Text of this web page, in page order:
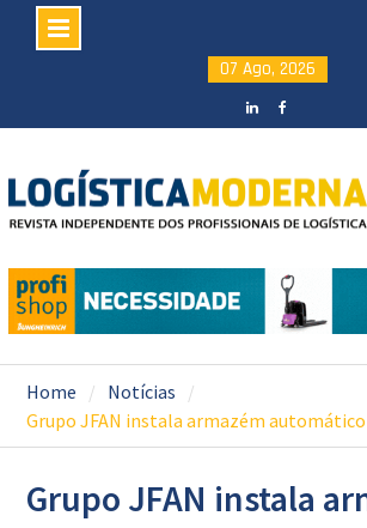
content
07 Ago, 2026
Home
Notícias
Grupo JFAN instala armazém automático
Grupo JFAN instala